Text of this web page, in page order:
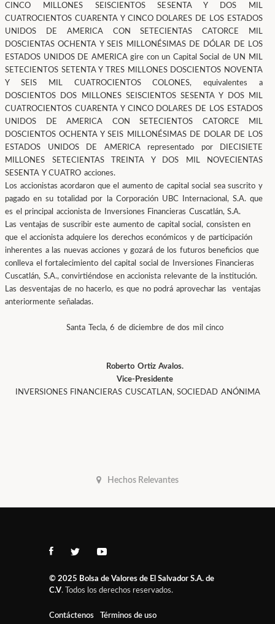
CINCO MILLONES SEISCIENTOS SESENTA Y DOS MIL
CUATROCIENTOS CUARENTA Y CINCO DOLARES DE LOS ESTADOS
UNIDOS DE AMERICA CON SETECIENTAS CATORCE MIL
DOSCIENTAS OCHENTA Y SEIS MILLONÉSIMAS DE DÓLAR DE LOS
ESTADOS UNIDOS DE AMERICA gire con un Capital Social de UN MIL
SETECIENTOS SETENTA Y TRES MILLONES DOSCIENTOS NOVENTA
Y SEIS MIL CUATROCIENTOS COLONES, equivalentes a
DOSCIENTOS DOS MILLONES SEISCIENTOS SESENTA Y DOS MIL
CUATROCIENTOS CUARENTA Y CINCO DOLARES DE LOS ESTADOS
UNIDOS DE AMERICA CON SETECIENTOS CATORCE MIL
DOSCIENTOS OCHENTA Y SEIS MILLONÉSIMAS DE DOLAR DE LOS
ESTADOS UNIDOS DE AMERICA representado por DIECISIETE
MILLONES SETECIENTAS TREINTA Y DOS MIL NOVECIENTAS
SESENTA Y CUATRO acciones.
Los accionistas acordaron que el aumento de capital social sea suscrito y
pagado en su totalidad por la Corporación UBC Internacional, S.A. que
es el principal accionista de Inversiones Financieras Cuscatlán, S.A.
Las ventajas de suscribir este aumento de capital social, consisten en
que el accionista adquiere los derechos económicos y de participación
inherentes a las nuevas acciones y gozará de los futuros beneficios que
conlleva el fortalecimiento del capital social de Inversiones Financieras
Cuscatlán, S.A., convirtiéndose en accionista relevante de la institución.
Las desventajas de no hacerlo, es que no podrá aprovechar las ventajas
anteriormente señaladas.
Santa Tecla, 6 de diciembre de dos mil cinco
Roberto Ortiz Avalos.
Vice-Presidente
INVERSIONES FINANCIERAS CUSCATLAN, SOCIEDAD ANÓNIMA
Hechos Relevantes
© 2025 Bolsa de Valores de El Salvador S.A. de
C.V. Todos los derechos reservados.
Contáctenos Términos de uso